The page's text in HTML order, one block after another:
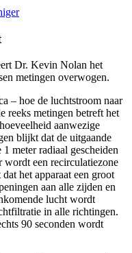
Dr. Kevin Nolan het
metingen overwogen.
– hoe de luchtstroom naar
reeks metingen betreft het
aanwezige
blijkt dat de uitgaande
meter radiaal gescheiden
een recirculatiezone
het apparaat een groot
aan alle zijden en
lucht wordt
in alle richtingen.
90 seconden wordt